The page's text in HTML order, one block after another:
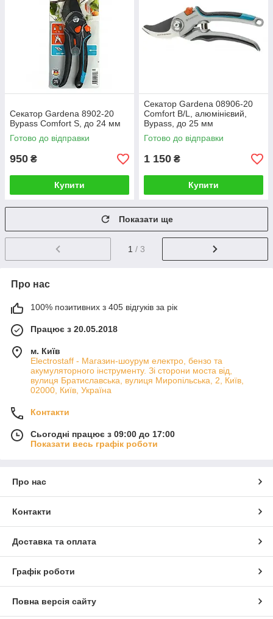
Секатор Gardena 8902-20
Bypass Comfort S, до 24 мм
Готово до відправки
950 ₴
Купити
Секатор Gardena 08906-20
Comfort B/L, алюмінієвий,
Bypass, до 25 мм
Готово до відправки
1 150 ₴
Купити
Показати ще
1 / 3
Про нас
100% позитивних з 405 відгуків за рік
Працює з 20.05.2018
м. Київ
Electrostaff - Магазин-шоурум електро, бензо та
акумуляторного інструменту. Зі сторони моста від,
вулиця Братиславська, вулиця Миропільська, 2, Київ,
02000, Київ, Україна
Контакти
Сьогодні працює з 09:00 до 17:00
Показати весь графік роботи
Про нас
Контакти
Доставка та оплата
Графік роботи
Повна версія сайту